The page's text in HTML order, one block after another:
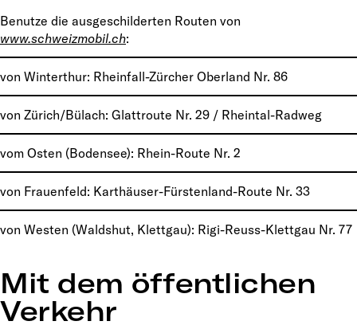
Benutze die ausgeschilderten Routen von
www.schweizmobil.ch:
von Winterthur: Rheinfall-Zürcher Oberland Nr. 86
von Zürich/Bülach: Glattroute Nr. 29 / Rheintal-Radweg
vom Osten (Bodensee): Rhein-Route Nr. 2
von Frauenfeld: Karthäuser-Fürstenland-Route Nr. 33
von Westen (Waldshut, Klettgau): Rigi-Reuss-Klettgau Nr. 77
Mit dem öffentlichen
Verkehr